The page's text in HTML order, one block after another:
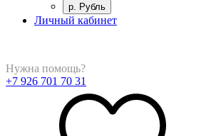
р. Рубль
Личный кабинет
Нужна помощь?
+7 926 701 70 31